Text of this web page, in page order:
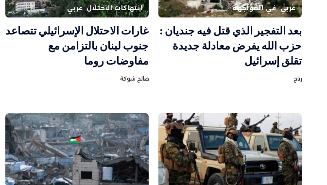
عربي في المواجهة
بعد التفجير الذي قتل فيه جنديان :
حزب الله يفرض معادلة جديدة
تقلق إسرائيل
رباح
انتهاكات الاحتلال عربي
غارات الاحتلال الإسرائيلي تتصاعد
جنوب لبنان بالتزامن مع
مفاوضات روما
صالح شوكة